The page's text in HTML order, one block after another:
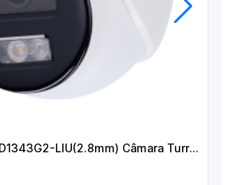
Próximo
Hikvision DS-2CD1343G2-LIU(2.8mm) Câmara Turret IP, 4 MP, 2.8 mm, 30 m, PoE, IP67, Áudio, WDR (120 dB), Branco - 6931847188986